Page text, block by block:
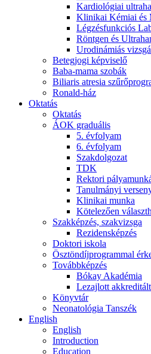
Kardiológiai
Klinikai Kémiai és
Légzésfunkciós
Röntgen és
Urodinámiás
Betegjogi képviselő
Baba-mama szobák
Biliaris atresia
Ronald-ház
Oktatás
Oktatás
ÁOK graduális
5. évfolyam
6. évfolyam
Szakdolgozat
TDK
Rektori
Tanulmányi
Klinikai munka
Kötelezően
Szakképzés, szakvizsga
Rezidensképzés
Doktori iskola
Ösztöndíjprogrammal
Továbbképzés
Bókay Akadémia
Lezajlott
Könyvtár
Neonatológia Tanszék
English
English
Introduction
Education